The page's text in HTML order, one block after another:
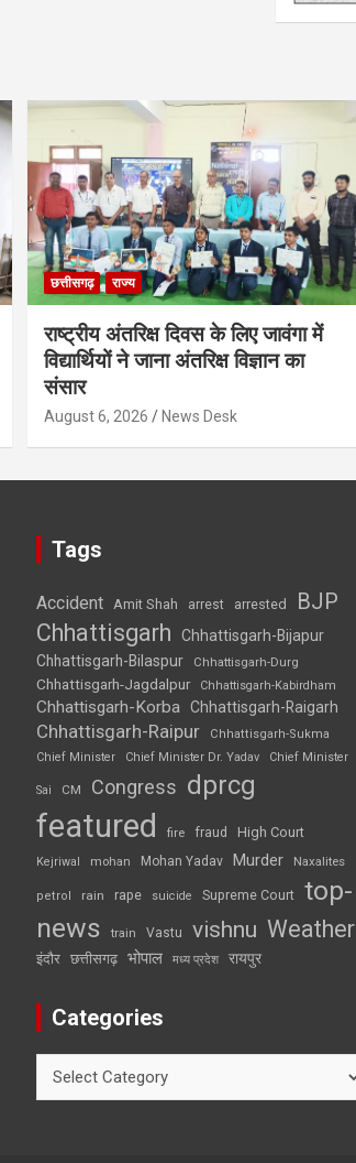
छत्तीसगढ़ राज्य
राष्ट्रीय अंतरिक्ष दिवस के लिए जावंगा में
विद्यार्थियों ने जाना अंतरिक्ष विज्ञान का
संसार
August 6, 2026 News Desk
Tags
Accident Amit Shah arrest arrested BJP
Chhattisgarh
Chhattisgarh-Bijapur
Chhattisgarh-Bilaspur
Chhattisgarh-Durg
Chhattisgarh-Jagdalpur Chhattisgarh-Kabirdham
Chhattisgarh-Korba Chhattisgarh-Raigarh
Chhattisgarh-Raipur
Chhattisgarh-Sukma
Chief Minister
Chief Minister Dr. Yadav Chief Minister
Sai CM Congress dprcg
featured fire fraud High Court
Kejriwal mohan Mohan Yadav Murder Naxalites
petrol rain rape suicide Supreme Court top-
news
train Vastu vishnu Weather
इंदौर छत्तीसगढ़ भोपाल मध्य प्रदेश रायपुर
Categories